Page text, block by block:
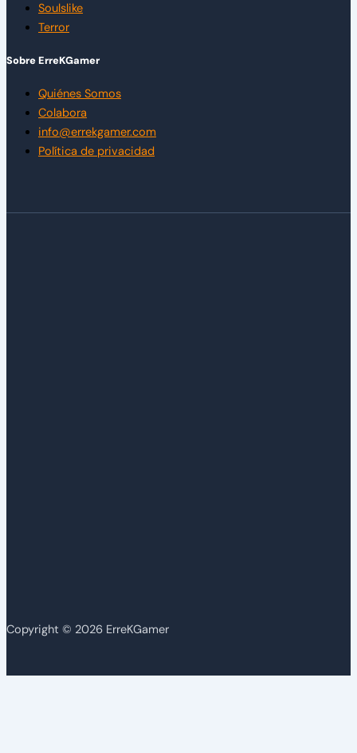
Soulslike
Terror
Sobre ErreKGamer
Quiénes Somos
Colabora
info@errekgamer.com
Política de privacidad
Copyright © 2026 ErreKGamer